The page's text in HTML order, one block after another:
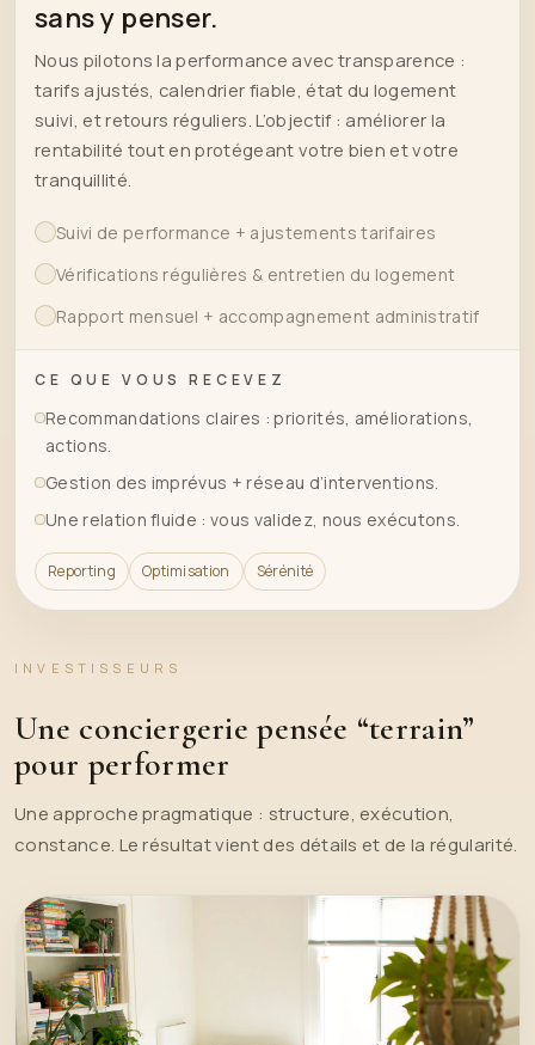
sans y penser.
Nous pilotons la performance avec transparence :
tarifs ajustés, calendrier fiable, état du logement
suivi, et retours réguliers. L’objectif : améliorer la
rentabilité tout en protégeant votre bien et votre
tranquillité.
Suivi de performance + ajustements tarifaires
Vérifications régulières & entretien du logement
Rapport mensuel + accompagnement administratif
CE QUE VOUS RECEVEZ
Recommandations claires : priorités, améliorations,
actions.
Gestion des imprévus + réseau d’interventions.
Une relation fluide : vous validez, nous exécutons.
Reporting Optimisation Sérénité
INVESTISSEURS
Une conciergerie pensée “terrain”
pour performer
Une approche pragmatique : structure, exécution,
constance. Le résultat vient des détails et de la régularité.